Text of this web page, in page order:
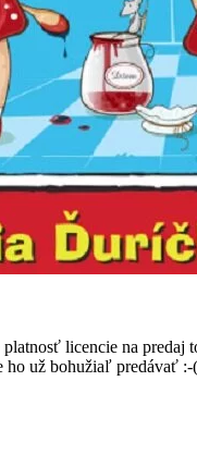
licencie na predaj
ho už bohužiaľ predávať :-(